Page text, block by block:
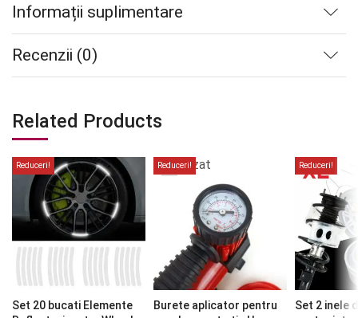
Informații suplimentare
Recenzii (0)
Related Products
Reduceri!
Set 20 bucati Elemente
Reduceri!
epuizat
Burete aplicator pentru
Reduceri!
Set 2 inele